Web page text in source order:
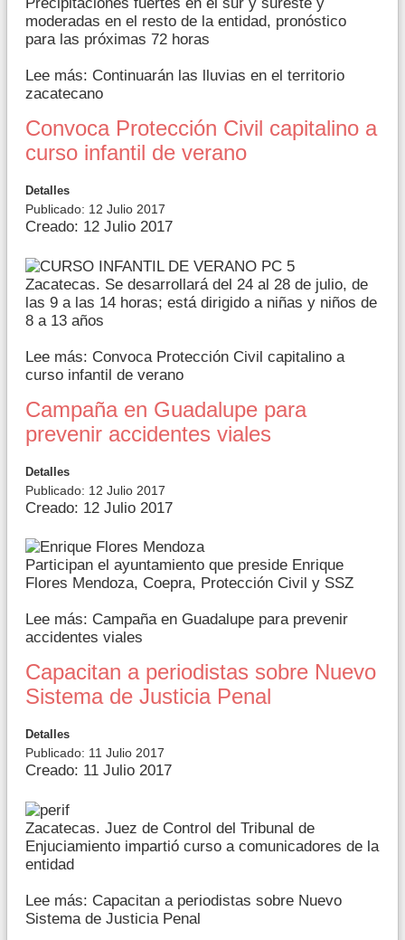
moderadas en el resto de la entidad, pronóstico
para las próximas 72 horas
Lee más: Continuarán las lluvias en el territorio
zacatecano
Convoca Protección Civil capitalino a
curso infantil de verano
Detalles
Publicado: 12 Julio 2017
Creado: 12 Julio 2017
Zacatecas. Se desarrollará del 24 al 28 de julio, de
las 9 a las 14 horas; está dirigido a niñas y niños de
8 a 13 años
Lee más: Convoca Protección Civil capitalino a
curso infantil de verano
Campaña en Guadalupe para
prevenir accidentes viales
Detalles
Publicado: 12 Julio 2017
Creado: 12 Julio 2017
Participan el ayuntamiento que preside Enrique
Flores Mendoza, Coepra, Protección Civil y SSZ
Lee más: Campaña en Guadalupe para prevenir
accidentes viales
Capacitan a periodistas sobre Nuevo
Sistema de Justicia Penal
Detalles
Publicado: 11 Julio 2017
Creado: 11 Julio 2017
Zacatecas. Juez de Control del Tribunal de
Enjuciamiento impartió curso a comunicadores de la
entidad
Lee más: Capacitan a periodistas sobre Nuevo
Sistema de Justicia Penal